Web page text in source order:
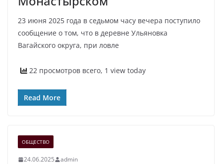
23 июня 2025 года в седьмом часу вечера поступило
сообщение о том, что в деревне Ульяновка
Вагайского округа, при ловле
22 просмотров всего, 1 view today
Read More
ОБЩЕСТВО
24.06.2025 admin